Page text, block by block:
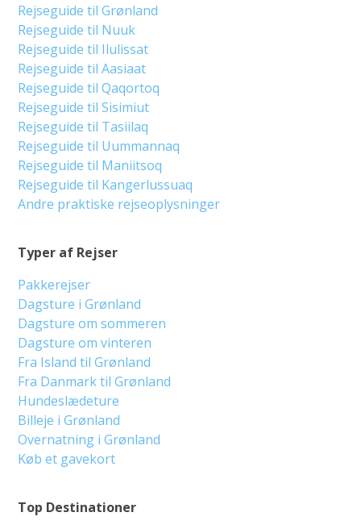
Top Destinationer
Typer af Rejser
Pakkerejser
Dagsture i Grønland
Dagsture om sommeren
Dagsture om vinteren
Fra Island til Grønland
Fra Danmark til Grønland
Hundeslædeture
Billeje i Grønland
Overnatning i Grønland
Køb et gavekort
Rejseguide til Grønland
Rejseguide til Nuuk
Rejseguide til Ilulissat
Rejseguide til Aasiaat
Rejseguide til Qaqortoq
Rejseguide til Sisimiut
Rejseguide til Tasiilaq
Rejseguide til Uummannaq
Rejseguide til Maniitsoq
Rejseguide til Kangerlussuaq
Andre praktiske rejseoplysninger